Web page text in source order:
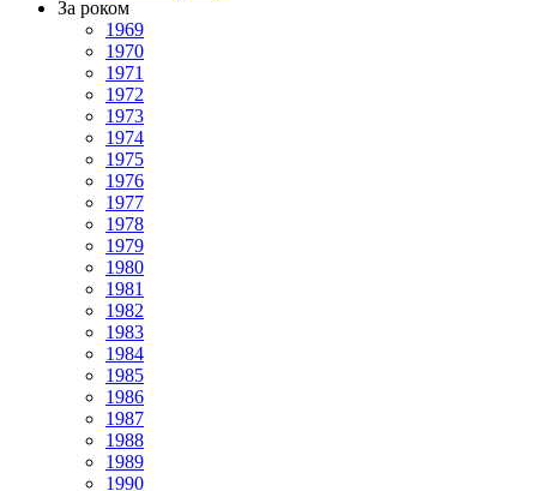
За роком
1969
1970
1971
1972
1973
1974
1975
1976
1977
1978
1979
1980
1981
1982
1983
1984
1985
1986
1987
1988
1989
1990